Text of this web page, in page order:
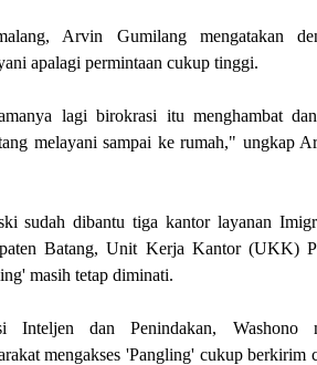
Arvin Gumilang mengatakan
apalagi permintaan cukup tinggi.
lagi birokrasi itu menghambat
melayani sampai ke rumah," ungkap
sudah dibantu tiga kantor layanan
Batang, Unit Kerja Kantor (UKK)
masih tetap diminati.
Inteljen dan Penindakan, Washono
mengakses 'Pangling' cukup berkirim